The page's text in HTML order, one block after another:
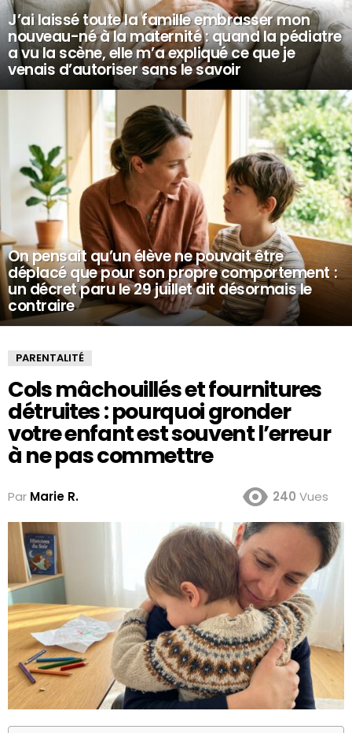
J’ai laissé toute la famille embrasser mon
nouveau-né à la maternité : quand la pédiatre
a vu la scène, elle m’a expliqué ce que je
venais d’autoriser sans le savoir
On pensait qu’un élève ne pouvait être
déplacé que pour son propre comportement :
un décret paru le 29 juillet dit désormais le
contraire
PARENTALITÉ
Cols mâchouillés et fournitures
détruites : pourquoi gronder
votre enfant est souvent l’erreur
à ne pas commettre
Par Marie R. 240 Vues